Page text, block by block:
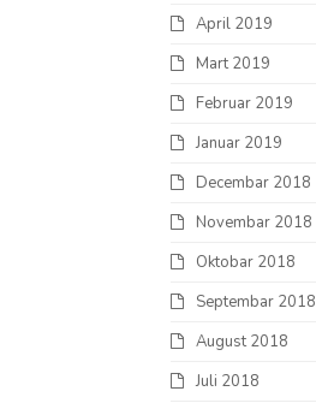
April 2019
Mart 2019
Februar 2019
Januar 2019
Decembar 2018
Novembar 2018
Oktobar 2018
Septembar 2018
August 2018
Juli 2018